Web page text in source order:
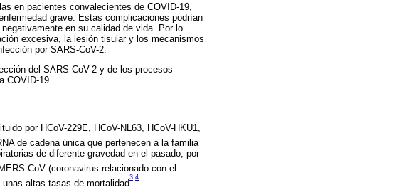
en pacientes convalecientes de COVID-19,
grave. Estas complicaciones podrían
en su calidad de vida. Por lo
excesiva, la lesión tisular y los mecanismos
por SARS-CoV-2.
del SARS-CoV-2 y de los procesos
COVID-19.
por HCoV-229E, HCoV-NL63, HCoV-HKU1,
de cadena única que pertenecen a la familia
de diferente gravedad en el pasado; por
CoV (coronavirus relacionado con el
altas tasas de mortalidad
3 4
.